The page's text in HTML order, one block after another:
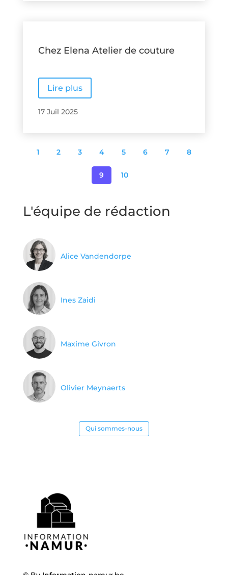
Chez Elena Atelier de couture
Lire plus
17 Juil 2025
1 2 3 4 5 6 7 8
9 10
L'équipe de rédaction
Alice Vandendorpe
Ines Zaidi
Maxime Givron
Olivier Meynaerts
Qui sommes-nous